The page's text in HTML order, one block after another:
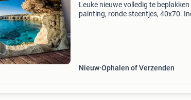
Leuke nieuwe volledig te
painting, ronde steentjes, 40x70.
Nieuw Ophalen of Verzenden